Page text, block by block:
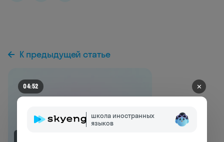
К предыдущей статье
04:45 ✕
школа иностранных
языков